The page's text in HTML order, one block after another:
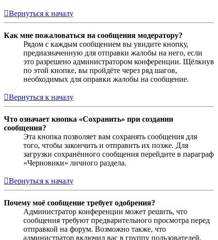
Вернуться к началу
Как мне пожаловаться на сообщения модератору?
Рядом с каждым сообщением вы увидите кнопку,
предназначенную для отправки жалобы на него, если
это разрешено администратором конференции. Щёлкнув
по этой кнопке, вы пройдёте через ряд шагов,
необходимых для оправки жалобы на сообщение.
Вернуться к началу
Что означает кнопка «Сохранить» при создании
сообщения?
Эта кнопка позволяет вам сохранять сообщения для
того, чтобы закончить и отправить их позже. Для
загрузки сохранённого сообщения перейдите в параграф
«Черновики» личного раздела.
Вернуться к началу
Почему моё сообщение требует одобрения?
Администратор конференции может решить, что
сообщения требуют предварительного просмотра перед
отправкой на форум. Возможно также, что
администратор включил вас в группу пользователей,